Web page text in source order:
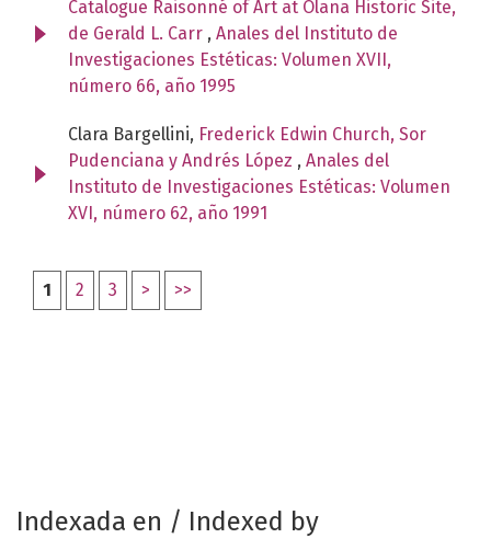
Catalogue Raisonné of Art at Olana Historic Site,
de Gerald L. Carr , Anales del Instituto de
Investigaciones Estéticas: Volumen XVII,
número 66, año 1995
Clara Bargellini, Frederick Edwin Church, Sor
Pudenciana y Andrés López , Anales del
Instituto de Investigaciones Estéticas: Volumen
XVI, número 62, año 1991
1 2 3 > >>
Indexada en / Indexed by